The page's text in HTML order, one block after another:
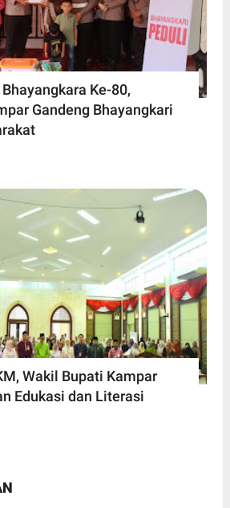
Ke-80,
Gandeng Bhayangkari
Wakil Bupati Kampar
Edukasi dan Literasi